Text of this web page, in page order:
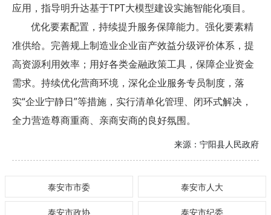
应用，指导明升达基于TPT大模型建设实施智能化项目。
优化要素配置，持续提升服务保障能力。强化要素精
准供给。完善规上制造业企业亩产效益分级评价体系，提
高资源利用效率；用好各类金融政策工具，保障企业资金
需求。持续优化营商环境，深化企业服务专员制度，落
实“企业宁静日”等措施，实行清单化管理、闭环式解决，
全力营造尊商重商、亲商安商的良好氛围。
来源： 宁阳县人民政府
泰安市市委 泰安市人大
泰安市政协 泰安市纪委